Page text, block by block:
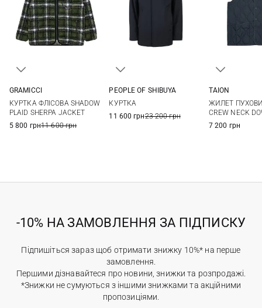
GRAMICCI
КУРТКА ФЛІСОВА SHADOW
PLAID SHERPA JACKET
5 800 грн11 600 грн
PEOPLE OF SHIBUYA
КУРТКА
11 600 грн23 200 грн
XL
XXL
TAION
ЖИЛЕТ
CREW NECK
7 200 грн
-10% НА ЗАМОВЛЕННЯ ЗА ПІДПИСКУ
Підпишіться зараз щоб отримати знижку 10%* на перше
замовлення.
Першими дізнавайтеся про новини, знижки та розпродажі.
*Знижки не сумуються з іншими знижками та акційними
пропозиціями.